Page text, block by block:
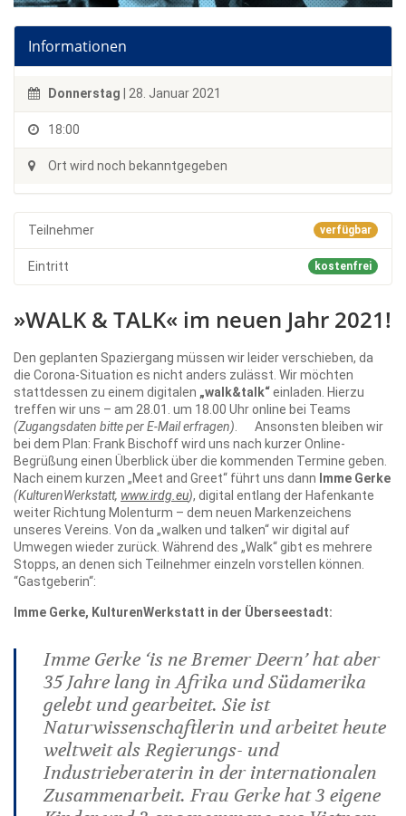
Informationen
Donnerstag | 28. Januar 2021
18:00
Ort wird noch bekanntgegeben
verfügbar
Teilnehmer
kostenfrei
Eintritt
»WALK & TALK« im neuen Jahr 2021!
Den geplanten Spaziergang müssen wir leider verschieben, da
die Corona-Situation es nicht anders zulässt. Wir möchten
stattdessen zu einem digitalen „walk&talk“einladen. Hierzu
treffen wir uns – am 28.01. um 18.00 Uhr online bei Teams
(Zugangsdaten bitte per E-Mail erfragen) . Ansonsten bleiben wir
bei dem Plan: Frank Bischoff wird uns nach kurzer Online-
Begrüßung einen Überblick über die kommenden Termine geben.
Nach einem kurzen „Meet and Greet“ führt uns dann Imme Gerke
(KulturenWerkstatt, www.irdg.eu), digital entlang der Hafenkante
weiter Richtung Molenturm – dem neuen Markenzeichens
unseres Vereins. Von da „walken und talken“ wir digital auf
Umwegen wieder zurück. Während des „Walk“ gibt es mehrere
Stopps, an denen sich Teilnehmer einzeln vorstellen können.
“Gastgeberin“:
Imme Gerke, KulturenWerkstatt in der Überseestadt:
Imme Gerke ‘is ne Bremer Deern’ hat aber
35 Jahre lang in Afrika und Südamerika
gelebt und gearbeitet. Sie ist
Naturwissenschaftlerin und arbeitet heute
weltweit als Regierungs- und
Industrieberaterin in der internationalen
Zusammenarbeit. Frau Gerke hat 3 eigene